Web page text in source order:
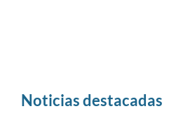
Noticias destacadas